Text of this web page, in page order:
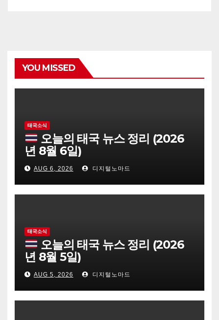
YOU MISSED
태국소식
오늘의 태국 뉴스 정리 (2026
년 8월 6일)
AUG 6, 2026 디지털노마드
태국소식
오늘의 태국 뉴스 정리 (2026
년 8월 5일)
AUG 5, 2026 디지털노마드